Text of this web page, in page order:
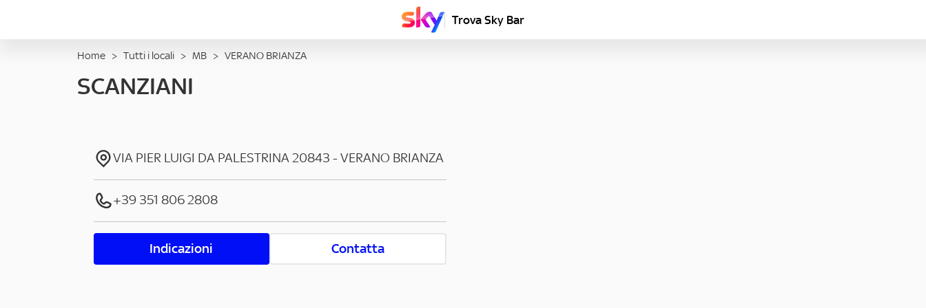
Trova Sky Bar
Home > Tutti i locali > MB > VERANO BRIANZA
SCANZIANI
VIA PIER LUIGI DA PALESTRINA20843 -VERANO BRIANZA
+39 351 806 2808
Indicazioni Contatta